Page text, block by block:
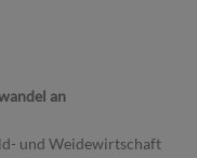
an
und Weidewirtschaft